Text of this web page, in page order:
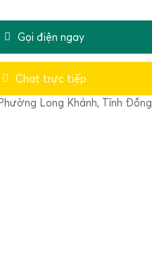
Gọi điện ngay
Chat trực tiếp
Long Khánh, Tỉnh